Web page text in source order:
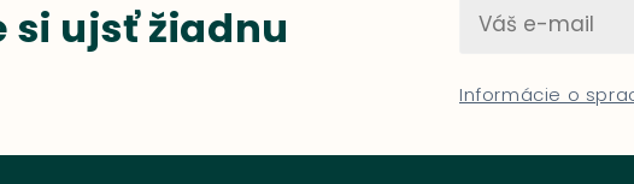
si ujsť žiadnu
Informácie o